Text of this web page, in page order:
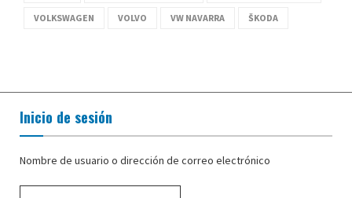
VOLKSWAGEN VOLVO VW NAVARRA ŠKODA
Inicio de sesión
Nombre de usuario o dirección de correo electrónico